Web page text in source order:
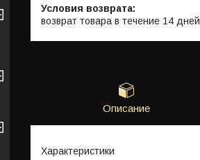
возврат товара в течение 14 дней
Описание
Характеристики